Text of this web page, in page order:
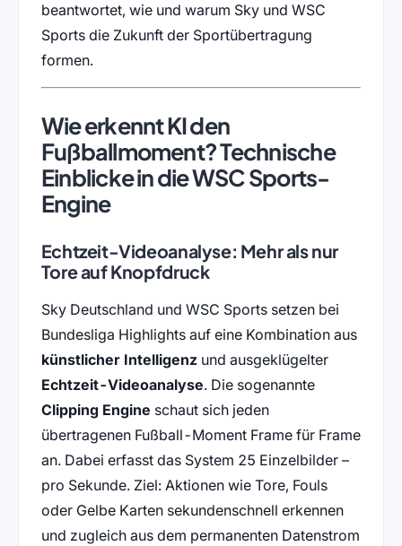
beantwortet, wie und warum Sky und WSC
Sports die Zukunft der Sportübertragung
formen.
Wie erkennt KI den
Fußballmoment? Technische
Einblicke in die WSC Sports-
Engine
Echtzeit-Videoanalyse: Mehr als nur
Tore auf Knopfdruck
Sky Deutschland und WSC Sports setzen bei
Bundesliga Highlights auf eine Kombination aus
künstlicher Intelligenzund ausgeklügelter
Echtzeit-Videoanalyse. Die sogenannte
Clipping Engine schaut sich jeden
übertragenen Fußball-Moment Frame für Frame
an. Dabei erfasst das System 25 Einzelbilder –
pro Sekunde. Ziel: Aktionen wie Tore, Fouls
oder Gelbe Karten sekundenschnell erkennen
und zugleich aus dem permanenten Datenstrom